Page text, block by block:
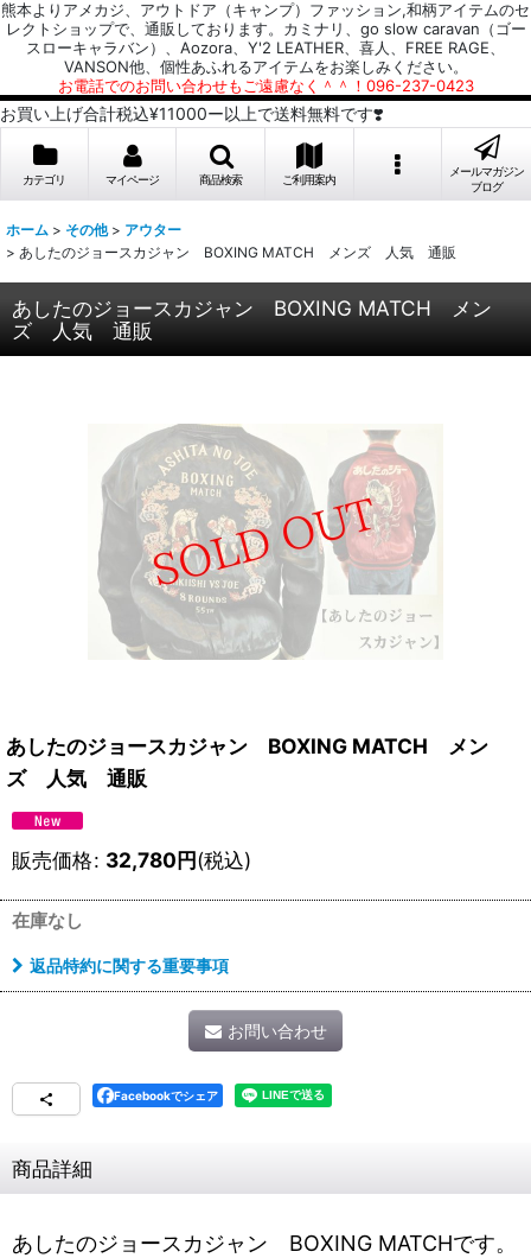
熊本よりアメカジ、アウトドア（キャンプ）ファッション,和柄アイテムのセ
レクトショップで、通販しております。カミナリ、go slow caravan（ゴー
スローキャラバン）、Aozora、Y'2 LEATHER、喜人、FREE RAGE、
VANSON他、個性あふれるアイテムをお楽しみください。
お電話でのお問い合わせもご遠慮なく＾＾！096-237-0423
お買い上げ合計税込¥11000ー以上で送料無料です❣️
カテゴリ マイページ 商品検索 ご利用案内
メールマガジン
ブログ
ホーム > その他 > アウター
> あしたのジョースカジャン BOXING MATCH メンズ 人気 通販
あしたのジョースカジャン BOXING MATCH メン
ズ 人気 通販
あしたのジョースカジャン BOXING MATCH メン
ズ 人気 通販
販売価格: 32,780円(税込)
在庫なし
返品特約に関する重要事項
お問い合わせ
Facebookでシェア
商品詳細
あしたのジョースカジャン BOXING MATCHです。